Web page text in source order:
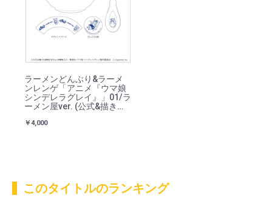
ラーメンどんぶり&ラーメ
ンレンゲ「アニメ『ウマ娘
シンデレラグレイ』」01/ラ
ーメン屋ver. (公式&描き起
￥4,000
このタイトルのランキング